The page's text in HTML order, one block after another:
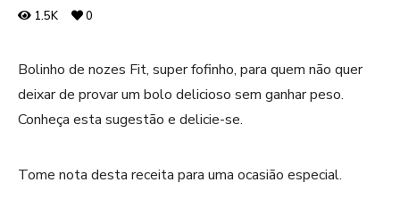
1.5K 0
Bolinho de nozes Fit, super fofinho, para quem não quer
deixar de provar um bolo delicioso sem ganhar peso.
Conheça esta sugestão e delicie-se.
Tome nota desta receita para uma ocasião especial.